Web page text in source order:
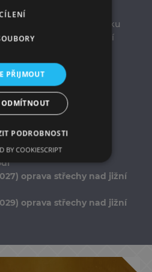
práce
prací z důvodu nedostatku
nebo jiných okolností
důvodů a
břidlicové krytiny
po ucelených
rozložit na etapy,
etapy během let
oprava střechy nad
oprava střechy nad jižní
oprava střechy nad jižní
PŘIJMOUT
ODMÍTNOUT
PODROBNOSTI
BY COOKIESCRIPT